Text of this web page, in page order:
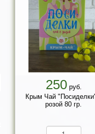
250руб.
Крым Чай
розой 80 гр.